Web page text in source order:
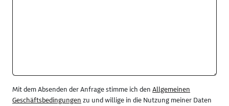
Mit dem Absenden der Anfrage stimme ich den Allgemeinen
Geschäftsbedingungen zu und willige in die Nutzung meiner Daten